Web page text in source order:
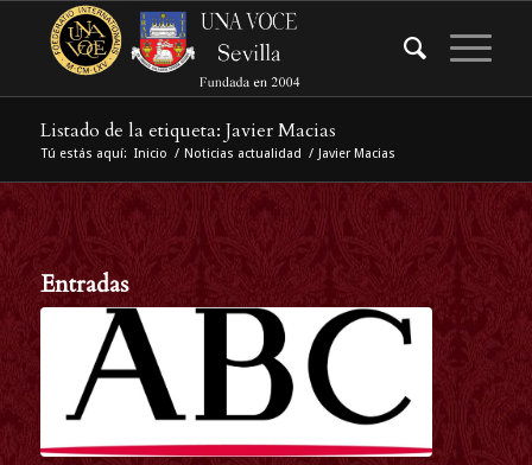
Listado de la etiqueta: Javier Macias
Tú estás aquí: Inicio / Noticias actualidad / Javier Macias
Entradas